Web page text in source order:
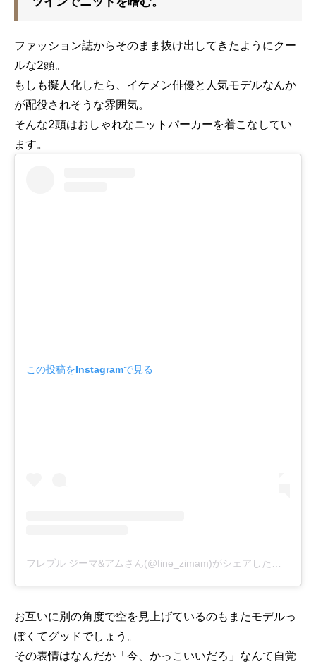
ファッション誌からそのまま抜け出してきたようにクー
ルな2頭。
もしも擬人化したら、イケメン俳優と人気モデルなんか
が配役されそうな雰囲気。
そんな2頭はおしゃれなニットパーカーを着こなしてい
ます。
この投稿をInstagramで見る
お互いに別の角度で空を見上げているのもまたモデルっ
ぽくてグッドでしょう。
その表情はなんだか「今、かっこいいだろ」なんて自覚